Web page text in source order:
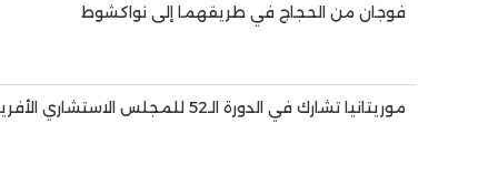
فوجان من الحجاج في طريقهما إلى نواكشوط
موريتانيا تشارك في الدورة الـ52 للمجلس الاستشاري الأفريقي لمكافحة الفساد